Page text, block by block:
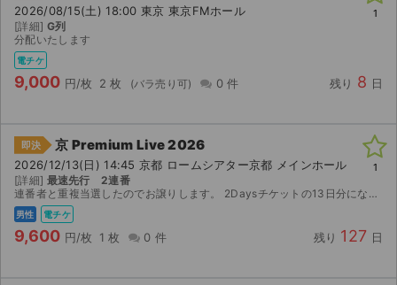
2026/08/15(土) 18:00 東京 東京FMホール
[詳細] G列
分配いたします
電チケ
9,000 円/枚 2 枚 0 件 残り 8 日
1
即決 京 Premium Live 2026
2026/12/13(日) 14:45 京都 ロームシアター京都 メインホール
[詳細] 最速先行 2連番
連番者と重複当選したのでお譲りします。 2Daysチケットの13日分になります。 よろしくお願い申し上げます。
男性 電チケ
9,600 円/枚 1 枚 0 件 残り 127 日
1